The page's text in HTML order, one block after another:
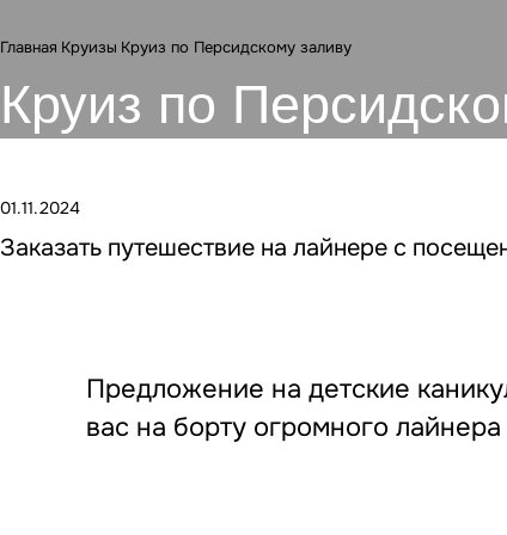
Главная Круизы Круиз по Персидскому заливу
Круиз по
01.11.2024
Заказать путешествие на лайнере с
Предложение на детские
вас на борту огромного